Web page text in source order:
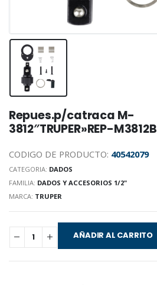
Repues.p/catraca M-
3812″TRUPER»REP-M3812B
CODIGO DE PRODUCTO: 40542079
CATEGORIA: DADOS
FAMILIA: DADOS Y ACCESORIOS 1/2"
MARCA: TRUPER
AÑADIR AL CARRITO